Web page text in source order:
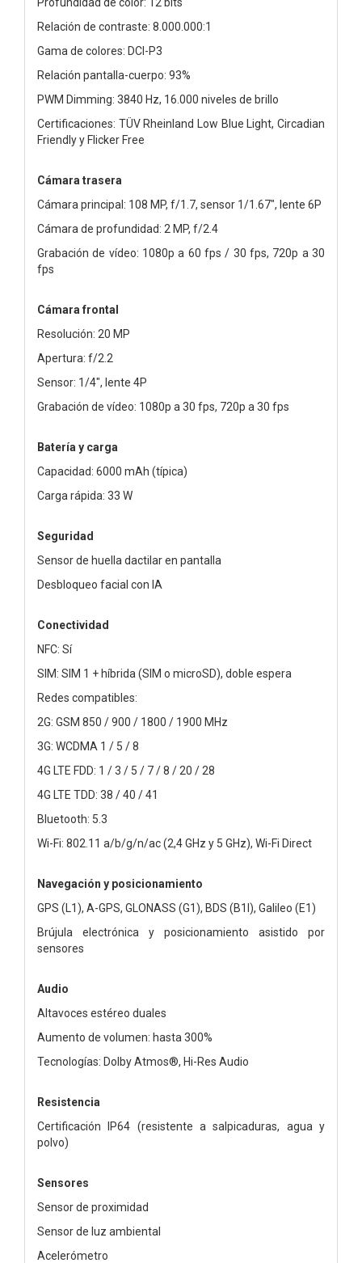
Relación de contraste: 8.000.000:1
Gama de colores: DCI-P3
Relación pantalla-cuerpo: 93%
PWM Dimming: 3840 Hz, 16.000 niveles de brillo
Certificaciones: TÜV Rheinland Low Blue Light, Circadian
Friendly y Flicker Free
Cámara trasera
Cámara principal: 108 MP, f/1.7, sensor 1/1.67", lente 6P
Cámara de profundidad: 2 MP, f/2.4
Grabación de vídeo: 1080p a 60 fps / 30 fps, 720p a 30
fps
Cámara frontal
Resolución: 20 MP
Apertura: f/2.2
Sensor: 1/4", lente 4P
Grabación de vídeo: 1080p a 30 fps, 720p a 30 fps
Batería y carga
Capacidad: 6000 mAh (típica)
Carga rápida: 33 W
Seguridad
Sensor de huella dactilar en pantalla
Desbloqueo facial con IA
Conectividad
NFC: Sí
SIM: SIM 1 + híbrida (SIM o microSD), doble espera
Redes compatibles:
2G: GSM 850 / 900 / 1800 / 1900 MHz
3G: WCDMA 1 / 5 / 8
4G LTE FDD: 1 / 3 / 5 / 7 / 8 / 20 / 28
4G LTE TDD: 38 / 40 / 41
Bluetooth: 5.3
Wi-Fi: 802.11 a/b/g/n/ac (2,4 GHz y 5 GHz), Wi-Fi Direct
Navegación y posicionamiento
GPS (L1), A-GPS, GLONASS (G1), BDS (B1I), Galileo (E1)
Brújula electrónica y posicionamiento asistido por
sensores
Audio
Altavoces estéreo duales
Aumento de volumen: hasta 300%
Tecnologías: Dolby Atmos®, Hi-Res Audio
Resistencia
Certificación IP64 (resistente a salpicaduras, agua y
polvo)
Sensores
Sensor de proximidad
Sensor de luz ambiental
Acelerómetro